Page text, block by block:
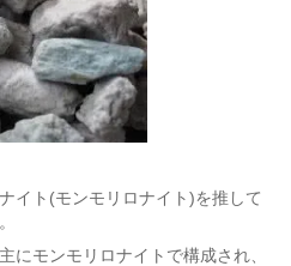
イト(モンモリロナイト)を推して
モンモリロナイトで構成され、